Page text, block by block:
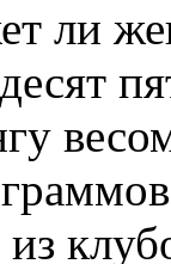
ли